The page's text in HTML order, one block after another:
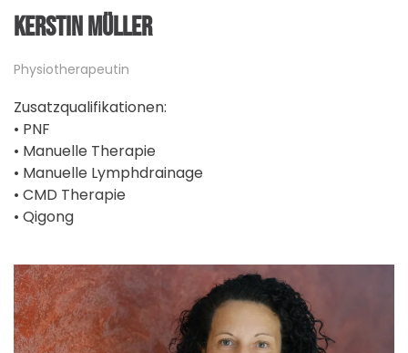
KERSTIN MÜLLER
Physiotherapeutin
Zusatzqualifikationen:
• PNF
• Manuelle Therapie
• Manuelle Lymphdrainage
• CMD Therapie
• Qigong